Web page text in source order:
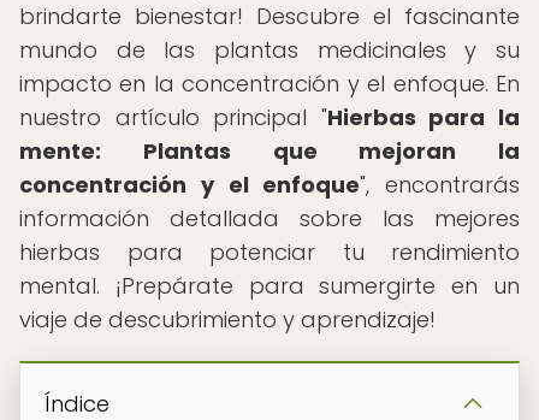
brindarte bienestar! Descubre el fascinante
mundo de las plantas medicinales y su
impacto en la concentración y el enfoque. En
nuestro artículo principal "Hierbas para la
mente: Plantas que mejoran la
concentración y el enfoque", encontrarás
información detallada sobre las mejores
hierbas para potenciar tu rendimiento
mental. ¡Prepárate para sumergirte en un
viaje de descubrimiento y aprendizaje!
Índice